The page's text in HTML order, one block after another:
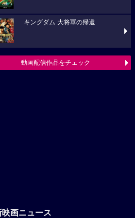
キングダム 大将軍の帰還
動画配信作品をチェック
映画ニュース